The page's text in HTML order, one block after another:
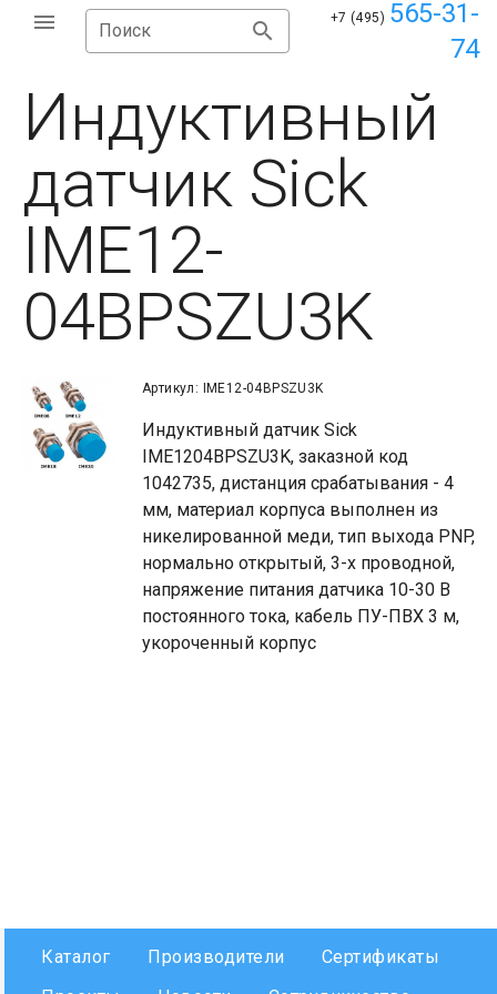
Поиск
+7 (495) 565-31-
74
Индуктивный
датчик Sick
IME12-
04BPSZU3K
Артикул: IME12-04BPSZU3K
Индуктивный датчик Sick
IME1204BPSZU3K, заказной код
1042735, дистанция срабатывания - 4
мм, материал корпуса выполнен из
никелированной меди, тип выхода PNP,
нормально открытый, 3-х проводной,
напряжение питания датчика 10-30 В
постоянного тока, кабель ПУ-ПВХ 3 м,
укороченный корпус
Каталог Производители
Сертификаты